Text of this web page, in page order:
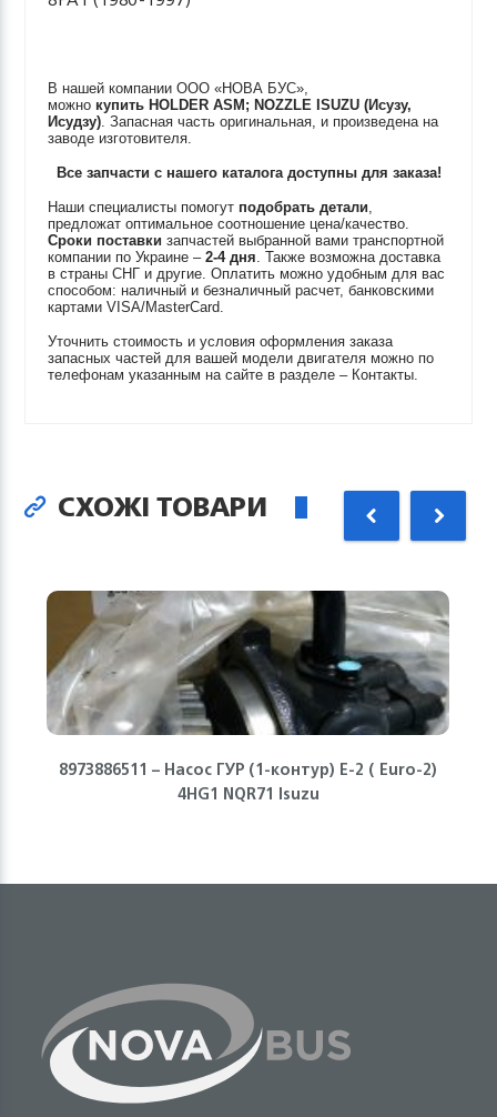
В нашей компании ООО «НОВА БУС»,
можно купить HOLDER ASM; NOZZLE ISUZU (Исузу,
Исудзу). Запасная часть оригинальная, и произведена на
заводе изготовителя.
Все запчасти с нашего каталога доступны для заказа!
Наши специалисты помогут подобрать детали,
предложат оптимальное соотношение цена/качество.
Сроки поставки запчастей выбранной вами транспортной
компании по Украине –2-4 дня. Также возможна доставка
в страны СНГ и другие. Оплатить можно удобным для вас
способом: наличный и безналичный расчет, банковскими
картами VISA/MasterCard.
Уточнить стоимость и условия оформления заказа
запасных частей для вашей модели двигателя можно по
телефонам указанным на сайте в разделе – Контакты.
СХОЖІ ТОВАРИ
8973886511 – Насос ГУР (1-контур) Е-2 ( Euro-2)
4HG1 NQR71 Isuzu